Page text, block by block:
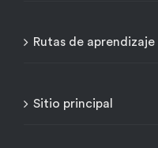
Rutas de aprendizaje
Sitio principal